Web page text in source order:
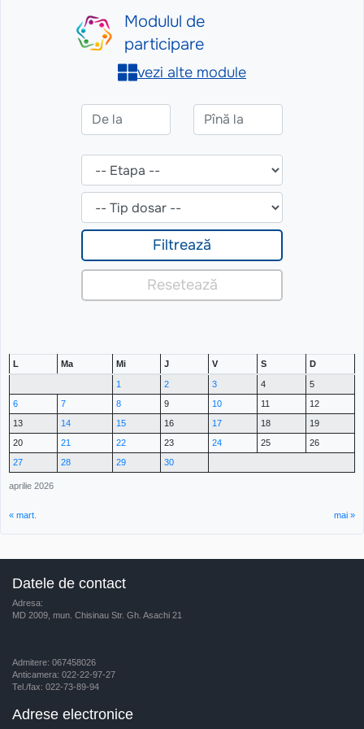
aprilie 2026
L Ma Mi J V S D
1 2 3 4
5
6
7 8 9 10 11
12
13
14 15 16 17 18
19
20
21 22 23 24 25
26
27
28 29 30
« mart. mai »
Datele de contact
Adresa:
MD 2009, mun. Chisinau Str. Gh. Asachi 21
Admitere: 067458026
Anticamera: 022-22-97-27
Tel./fax: 022-73-89-94
Adrese electronice